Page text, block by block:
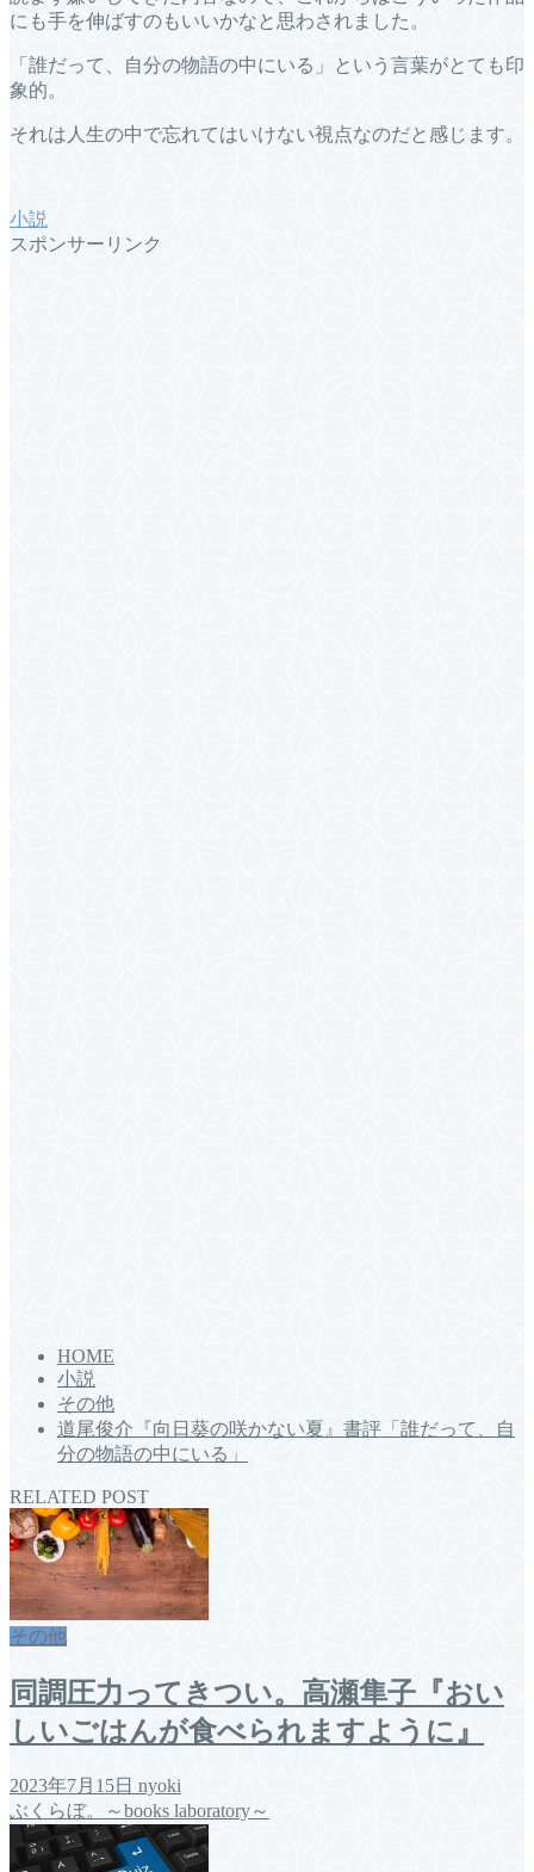
にも手を伸ばすのもいいかなと思わされました。
「誰だって、自分の物語の中にいる」という言葉がとても印
象的。
それは人生の中で忘れてはいけない視点なのだと感じます。
小説
スポンサーリンク
HOME
小説
その他
道尾俊介『向日葵の咲かない夏』書評「誰だって、自
分の物語の中にいる」
RELATED POST
その他
同調圧力ってきつい。高瀬隼子『おい
しいごはんが食べられますように』
2023年7月15日 nyoki
ぶくらぼ。～books laboratory～